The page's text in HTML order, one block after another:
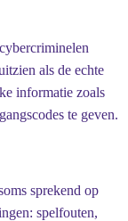
als de echte
informatie zoals
te geven.
sprekend op
spelfouten,